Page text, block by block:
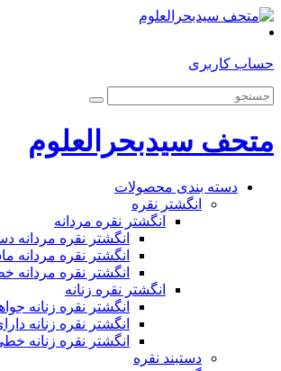
حساب کاربری
متحف سیدبحرالعلوم
دسته بندی محصولات
انگشتر نقره
انگشتر نقره مردانه
انگشتر نقره مردانه
انگشتر نقره مردانه
انگشتر نقره مردانه
انگشتر نقره زنانه
انگشتر نقره زنانه
انگشتر نقره زنانه
انگشتر نقره زنانه
دستبند نقره